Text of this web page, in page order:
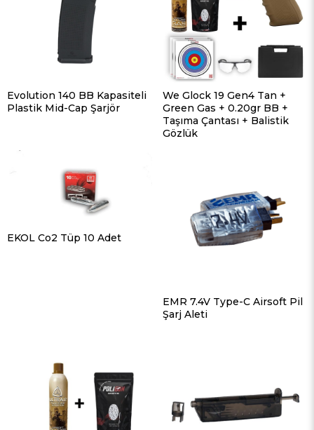
Evolution 140 BB Kapasiteli
Plastik Mid-Cap Şarjör
We Glock 19 Gen4 Tan +
Green Gas + 0.20gr BB +
Taşıma Çantası + Balistik
Gözlük
EKOL Co2 Tüp 10 Adet
EMR 7.4V Type-C Airsoft Pil
Şarj Aleti